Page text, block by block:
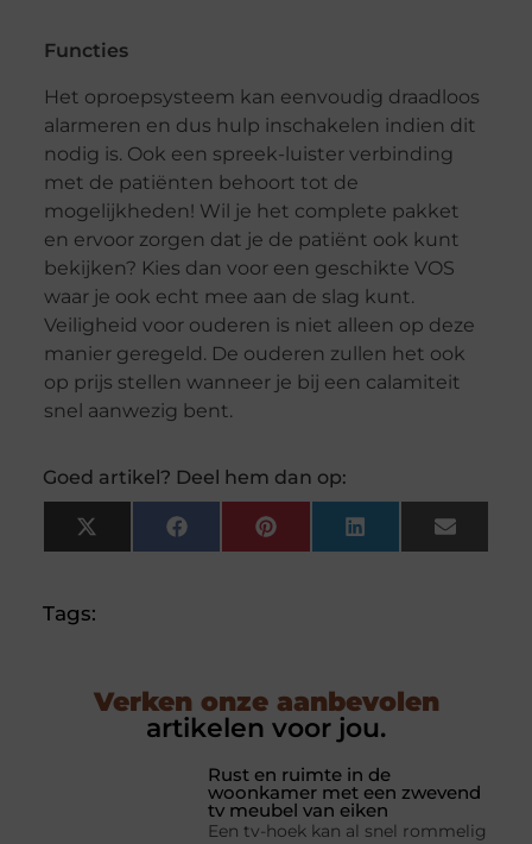
Functies
Het oproepsysteem kan eenvoudig draadloos
alarmeren en dus hulp inschakelen indien dit
nodig is. Ook een spreek-luister verbinding
met de patiënten behoort tot de
mogelijkheden! Wil je het complete pakket
en ervoor zorgen dat je de patiënt ook kunt
bekijken? Kies dan voor een geschikte VOS
waar je ook echt mee aan de slag kunt.
Veiligheid voor ouderen is niet alleen op deze
manier geregeld. De ouderen zullen het ook
op prijs stellen wanneer je bij een calamiteit
snel aanwezig bent.
Goed artikel? Deel hem dan op:
X
(Twitter)
FacebookPinterestLinkedInEmail
Tags:
Verken onze aanbevolen
artikelen voor jou.
Rust en ruimte in de
woonkamer met een zwevend
tv meubel van eiken
Een tv-hoek kan al snel rommelig